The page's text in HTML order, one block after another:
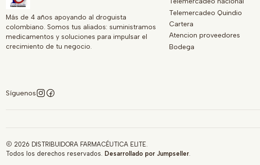
Más de 4 años apoyando al droguista
colombiano. Somos tus aliados: suministramos
medicamentos y soluciones para impulsar el
crecimiento de tu negocio.
Síguenos
Telemercadeo Quindio
Cartera
Atencion proveedores
Bodega
2026 DISTRIBUIDORA FARMACÉUTICA ELITE.
Todos los derechos reservados. Desarrollado por Jumpseller.